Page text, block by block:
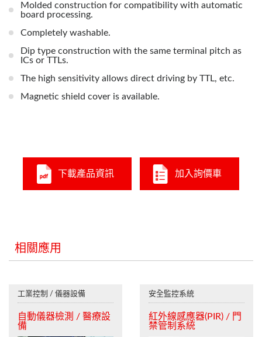
Molded construction for compatibility with automatic
board processing.
Completely washable.
Dip type construction with the same terminal pitch as
ICs or TTLs.
The high sensitivity allows direct driving by TTL, etc.
Magnetic shield cover is available.
下載產品資訊 加入詢價車
相關應用
工業控制 / 儀器設備
自動儀器檢測 / 醫療設
備
安全監控系統
紅外線感應器(PIR) / 門
禁管制系統